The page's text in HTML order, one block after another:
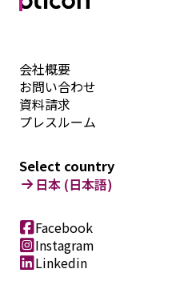
会社概要
お問い合わせ
資料請求
プレスルーム
Select country
日本 (日本語)
Facebook
Instagram
Linkedin